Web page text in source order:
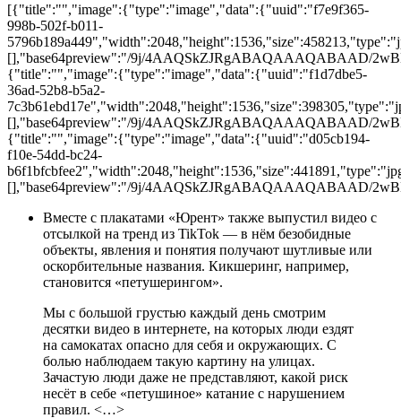
[{"title":"","image":{"type":"image","data":{"uuid":"f7e9f365-
998b-502f-b011-
[],"base64preview":"/9j/4AAQSkZJRgABAQAAAQABAAD/
{"title":"","image":{"type":"image","data":{"uuid":"f1d7dbe5-
36ad-52b8-b5a2-
[],"base64preview":"/9j/4AAQSkZJRgABAQAAAQABAAD/
{"title":"","image":{"type":"image","data":{"uuid":"d05cb194-
f10e-54dd-bc24-
[],"base64preview":"/9j/4AAQSkZJRgABAQAAAQABAAD/
Вместе с плакатами «Юрент» также выпустил видео с
отсылкой на тренд из TikTok — в нём безобидные
объекты, явления и понятия получают шутливые или
оскорбительные названия. Кикшеринг, например,
становится «петушерингом».
Мы с большой грустью каждый день смотрим
десятки видео в интернете, на которых люди ездят
на самокатах опасно для себя и окружающих. С
болью наблюдаем такую картину на улицах.
Зачастую люди даже не представляют, какой риск
несёт в себе «петушиное» катание с нарушением
правил. <…>